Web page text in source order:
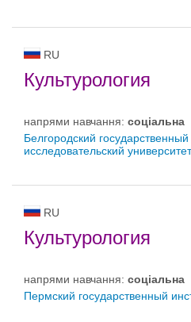
RU
Культурология
напрями навчання: соціальна
Белгородский
исследовательский университет
RU
Культурология
напрями навчання: соціальна
Пермский государственный